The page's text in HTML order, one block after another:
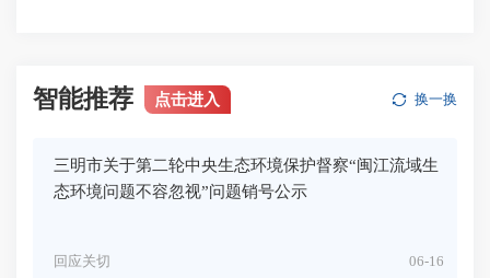
智能推荐 点击进入 换一换
三明市关于第二轮中央生态环境保护督察“闽江流域生
态环境问题不容忽视”问题销号公示
06-16
回应关切